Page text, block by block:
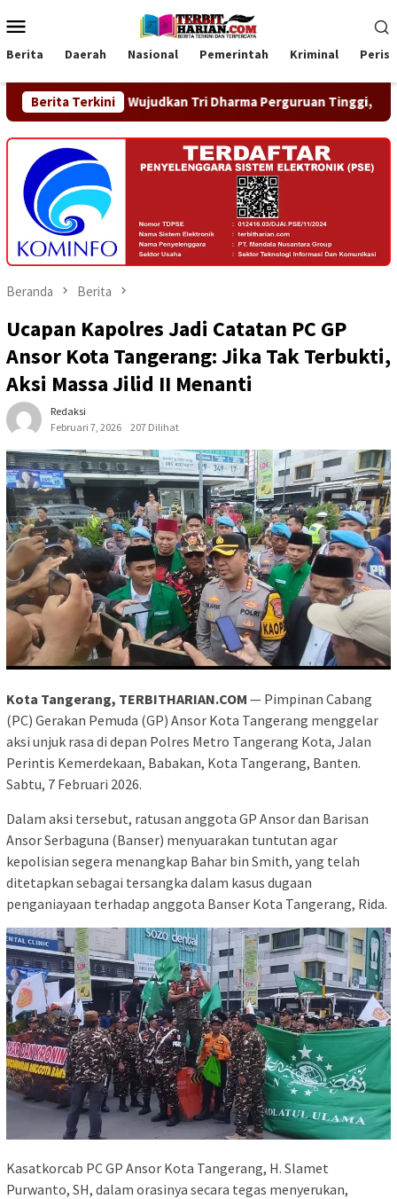
ke
kontenMobile
Berita Daerah Nasional Pemerintah Kriminal
Berita Terkini
Wujudkan Tri Dharma Perguruan Tinggi, Universitas Raharja
Beranda Berita
Ucapan Kapolres Jadi Catatan PC GP
Ansor Kota Tangerang: Jika Tak Terbukti,
Aksi Massa Jilid II Menanti
Redaksi
Februari 7, 2026
207 Dilihat
Kota Tangerang, TERBITHARIAN.COM — Pimpinan Cabang
(PC) Gerakan Pemuda (GP) Ansor Kota Tangerang menggelar
aksi unjuk rasa di depan Polres Metro Tangerang Kota, Jalan
Perintis Kemerdekaan, Babakan, Kota Tangerang, Banten.
Sabtu, 7 Februari 2026.
Dalam aksi tersebut, ratusan anggota GP Ansor dan Barisan
Ansor Serbaguna (Banser) menyuarakan tuntutan agar
kepolisian segera menangkap Bahar bin Smith, yang telah
ditetapkan sebagai tersangka dalam kasus dugaan
penganiayaan terhadap anggota Banser Kota Tangerang, Rida.
Kasatkorcab PC GP Ansor Kota Tangerang, H. Slamet
Purwanto, SH, dalam orasinya secara tegas menyerukan,